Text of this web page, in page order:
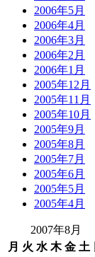
2006年5月
2006年4月
2006年3月
2006年2月
2006年1月
2005年12月
2005年11月
2005年10月
2005年9月
2005年8月
2005年7月
2005年6月
2005年5月
2005年4月
2007年8月
月 火 水 木 金 土